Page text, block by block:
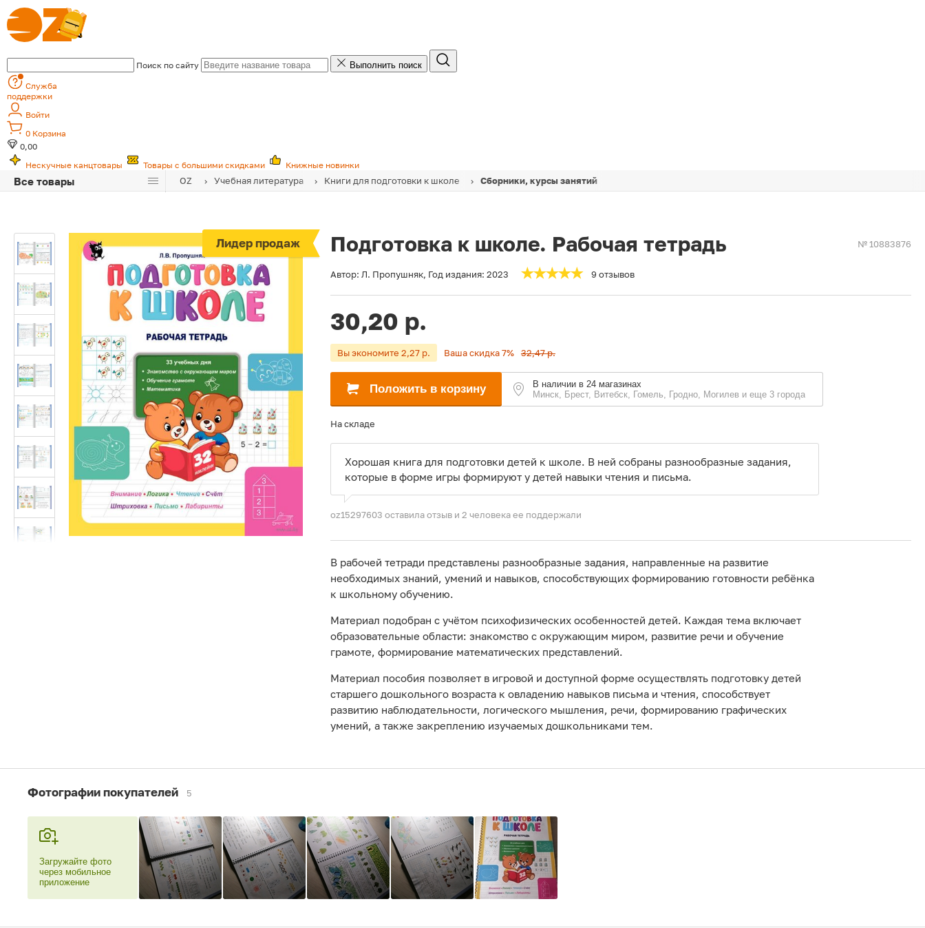
Поиск по сайту
Выполнить поиск
Служба
поддержки
Войти
0 Корзина
0,00
Нескучные канцтовары
Товары с большими скидками Книжные новинки
Все товары OZ Учебная литература Книги для подготовки к школе Сборники, курсы занятий
Лидер продаж Подготовка к школе. Рабочая тетрадь № 10883876
Автор: Л. Пропушняк, Год издания: 2023 9 отзывов
30,20 р.
Вы экономите 2,27 р. Ваша скидка 7% 32,47 р.
Положить в корзину
В наличии в 24 магазинах
Минск, Брест, Витебск, Гомель, Гродно, Могилев и еще 3 города
На складе
Хорошая книга для подготовки детей к школе. В ней собраны разнообразные задания,
которые в форме игры формируют у детей навыки чтения и письма.
oz15297603 оставила отзыв и 2 человека ее поддержали
В рабочей тетради представлены разнообразные задания, направленные на развитие
необходимых знаний, умений и навыков, способствующих формированию готовности ребёнка
к школьному обучению.
Материал подобран с учётом психофизических особенностей детей. Каждая тема включает
образовательные области: знакомство с окружающим миром, развитие речи и обучение
грамоте, формирование математических представлений.
Материал пособия позволяет в игровой и доступной форме осуществлять подготовку детей
старшего дошкольного возраста к овладению навыков письма и чтения, способствует
развитию наблюдательности, логического мышления, речи, формированию графических
умений, а также закреплению изучаемых дошкольниками тем.
Фотографии покупателей 5
Загружайте фото
через мобильное
приложение